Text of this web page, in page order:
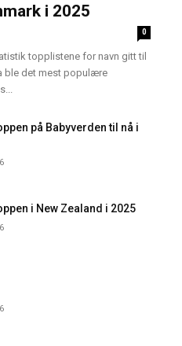
i 2025
0
topplistene for navn gitt til
ble det mest populære
på Babyverden til nå i
i New Zealand i 2025